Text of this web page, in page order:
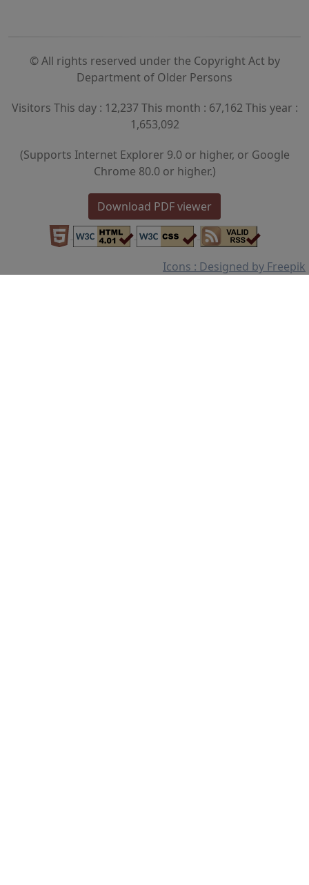
© All rights reserved under the Copyright Act by
Department of Older Persons
Visitors This day : 12,237 This month : 67,162 This year :
1,653,092
(Supports Internet Explorer 9.0 or higher, or Google
Chrome 80.0 or higher.)
Download PDF viewer
Icons : Designed by Freepik